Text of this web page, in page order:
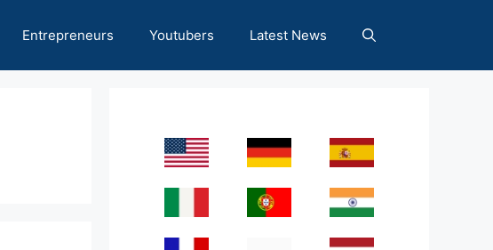
Entrepreneurs Youtubers Latest News